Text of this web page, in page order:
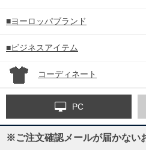
■ヨーロッパブランド
■ビジネスアイテム
コーディネート
PC
※ご注文確認メールが届かない